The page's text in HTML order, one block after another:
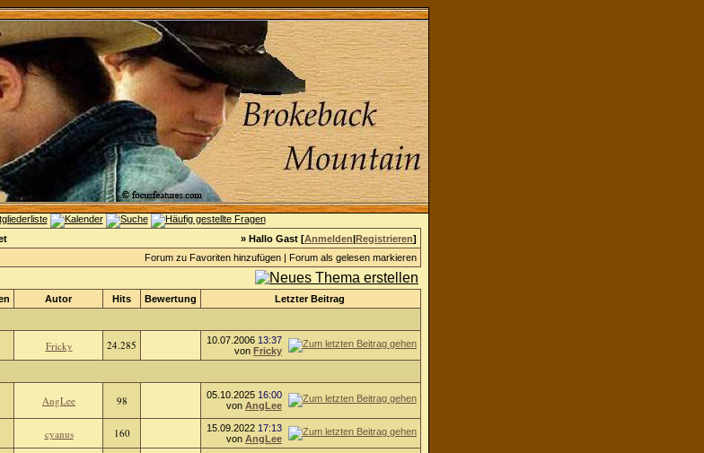
» Hallo Gast [Anmelden|Registrieren]
Forum zu Favoriten hinzufügen | Forum als gelesen markieren
Autor Hits Bewertung Letzter Beitrag
Fricky 24.285 10.07.2006 13:37
von Fricky
AngLee 98 05.10.2025 16:00
von AngLee
cyanus 160 15.09.2022 17:13
von AngLee